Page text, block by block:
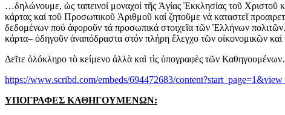
…δηλώνουμε, ὡς ταπεινοί μοναχοί τῆς Ἁγίας Ἐκκλησίας τοῦ Χριστοῦ
κάρτας καί τοῦ Προσωπικοῦ Ἀριθμοῦ καί ζητοῦμε νά καταστεῖ
δεδομένων πού ἀφοροῦν τά προσωπικά στοιχεῖα τῶν Ἑλλήνων
κάρτα– ὁδηγοῦν ἀναπόδραστα στόν πλήρη ἔλεγχο τῶν οἰκονομικῶν
Δεῖτε ὁλόκληρο τὸ κείμενο ἀλλὰ καὶ τὶς ὑπογραφὲς τῶν
https://www.scribd.com/embeds/694472683/
ΥΠΟΓΡΑΦΕΣ ΚΑΘΗΓΟΥΜΕΝΩΝ: